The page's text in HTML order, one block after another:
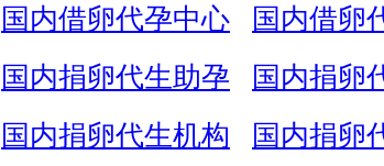
国内借卵代孕中心
国内借卵
国内捐卵代生助孕
国内捐卵
国内捐卵代生机构
国内捐卵